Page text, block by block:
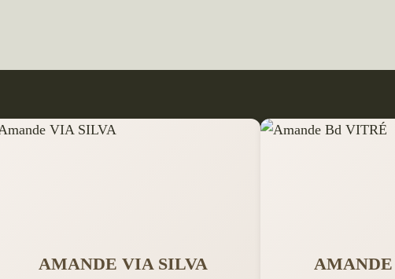
AMANDE VIA SILVA